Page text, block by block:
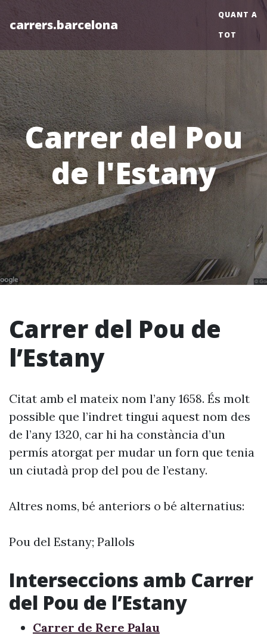
carrers.barcelona
QUANT A
TOT
Carrer del Pou
de l'Estany
Carrer del Pou de
l’Estany
Citat amb el mateix nom l’any 1658. És molt
possible que l’indret tingui aquest nom des
de l’any 1320, car hi ha constància d’un
permís atorgat per mudar un forn que tenia
un ciutadà prop del pou de l’estany.
Altres noms, bé anteriors o bé alternatius:
Pou del Estany; Pallols
Interseccions amb Carrer
del Pou de l’Estany
Carrer de Rere Palau